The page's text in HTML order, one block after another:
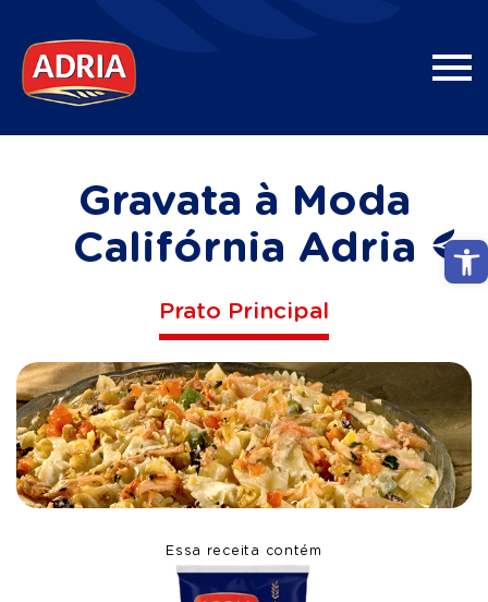
Gravata à Moda
Califórnia Adria
Prato Principal
Essa receita contém